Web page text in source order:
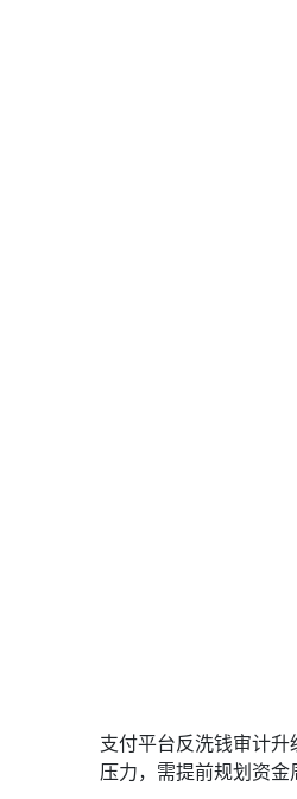
支付平台反洗钱审计
压力，需提前规划资金